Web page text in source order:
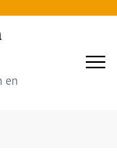
en